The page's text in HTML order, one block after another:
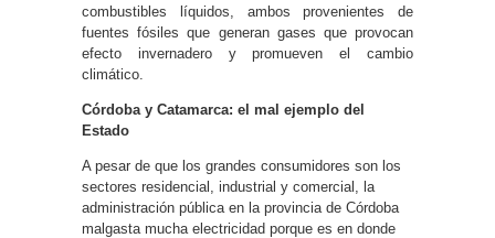
combustibles líquidos, ambos provenientes de
fuentes fósiles que generan gases que provocan
efecto invernadero y promueven el cambio
climático.
Córdoba y Catamarca: el mal ejemplo del
Estado
A pesar de que los grandes consumidores son los
sectores residencial, industrial y comercial, la
administración pública en la provincia de Córdoba
malgasta mucha electricidad porque es en donde